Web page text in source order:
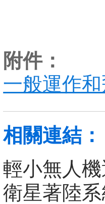
附件：
一般運作和
相關連結：
輕小無人
衛星著陸